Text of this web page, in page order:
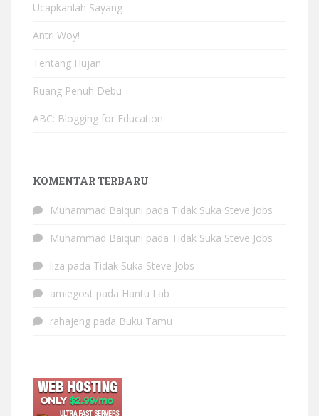
Ucapkanlah Sayang
Antri Woy!
Tentang Hujan
Ruang Penuh Debu
ABC: Blogging for Education
KOMENTAR TERBARU
Muhammad Baiquni pada Tidak Suka Steve Jobs
Muhammad Baiquni pada Tidak Suka Steve Jobs
liza pada Tidak Suka Steve Jobs
amiegost pada Hantu Lab
rahajeng pada Buku Tamu